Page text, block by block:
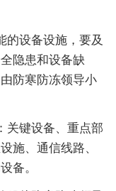
的设备设施，要及
隐患和设备缺
防寒防冻领导小
关键设备、重点部
施、通信线路、
备。